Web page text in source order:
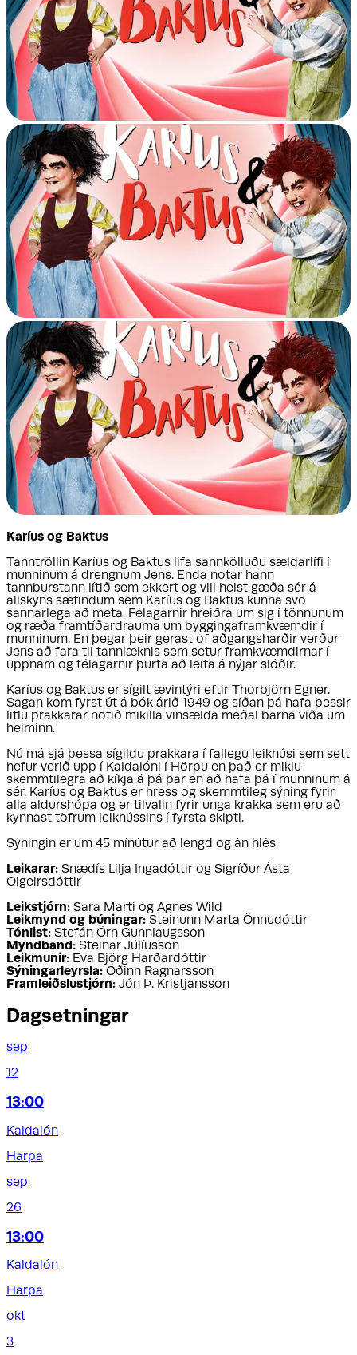
Karíus og Baktus
Tanntröllin Karíus og Baktus lifa sannkölluðu sældarlífi í
munninum á drengnum Jens. Enda notar hann
tannburstann lítið sem ekkert og vill helst gæða sér á
allskyns sætindum sem Karíus og Baktus kunna svo
sannarlega að meta. Félagarnir hreiðra um sig í tönnunum
og ræða framtíðardrauma um byggingaframkvæmdir í
munninum. En þegar þeir gerast of aðgangsharðir verður
Jens að fara til tannlæknis sem setur framkvæmdirnar í
uppnám og félagarnir þurfa að leita á nýjar slóðir.
Karíus og Baktus er sígilt ævintýri eftir Thorbjörn Egner.
Sagan kom fyrst út á bók árið 1949 og síðan þá hafa þessir
litlu prakkarar notið mikilla vinsælda meðal barna víða um
heiminn.
Nú má sjá þessa sígildu prakkara í fallegu leikhúsi sem sett
hefur verið upp í Kaldalóni í Hörpu en það er miklu
skemmtilegra að kíkja á þá þar en að hafa þá í munninum á
sér. Karíus og Baktus er hress og skemmtileg sýning fyrir
alla aldurshópa og er tilvalin fyrir unga krakka sem eru að
kynnast töfrum leikhússins í fyrsta skipti.
Sýningin er um 45 mínútur að lengd og án hlés.
Leikarar: Snædís Lilja Ingadóttir og Sigríður Ásta
Olgeirsdóttir
Leikstjórn: Sara Marti og Agnes Wild
Leikmynd og búningar: Steinunn Marta Önnudóttir
Tónlist: Stefán Örn Gunnlaugsson
Myndband: Steinar Júlíusson
Leikmunir: Eva Björg Harðardóttir
Sýningarleyrsla: Óðinn Ragnarsson
Framleiðslustjórn: Jón Þ. Kristjansson
Dagsetningar
sep
12
13:00
Kaldalón
Harpa
sep
26
13:00
Kaldalón
Harpa
okt
3